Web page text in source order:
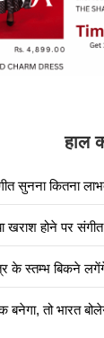
हाल
सुनना कितना
खराश होने पर
के स्तम्भ बिकने
बनेगा, तो भारत